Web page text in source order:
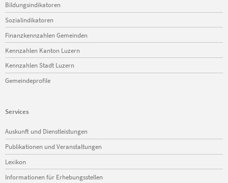
Bildungsindikatoren
Sozialindikatoren
Finanzkennzahlen Gemeinden
Kennzahlen Kanton Luzern
Kennzahlen Stadt Luzern
Gemeindeprofile
Services
Navigation
überspringen
Auskunft und Dienstleistungen
Publikationen und Veranstaltungen
Lexikon
Informationen für Erhebungsstellen